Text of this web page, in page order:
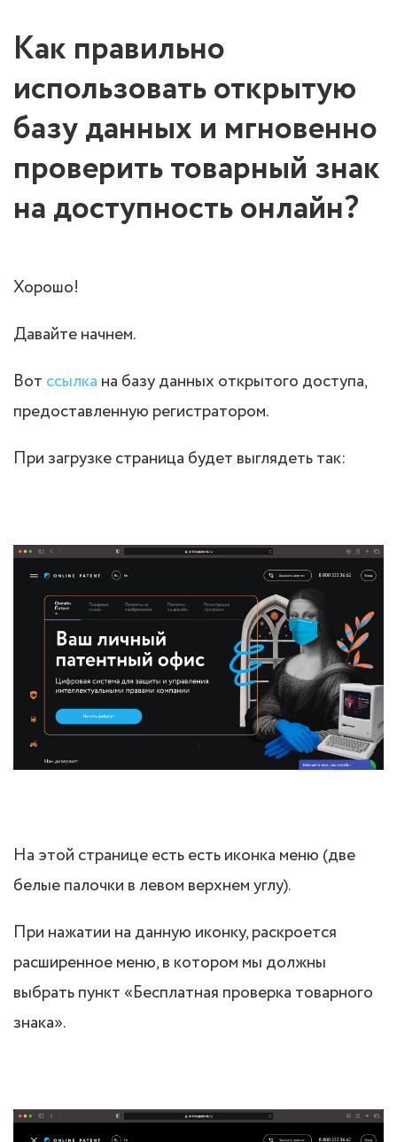
Как правильно
использовать открытую
базу данных и мгновенно
проверить товарный знак
на доступность онлайн?
Хорошо!
Давайте начнем.
Вот ссылка на базу данных открытого доступа,
предоставленную регистратором.
При загрузке страница будет выглядеть так:
На этой странице есть есть иконка меню (две
белые палочки в левом верхнем углу).
При нажатии на данную иконку, раскроется
расширенное меню, в котором мы должны
выбрать пункт «Бесплатная проверка товарного
знака».